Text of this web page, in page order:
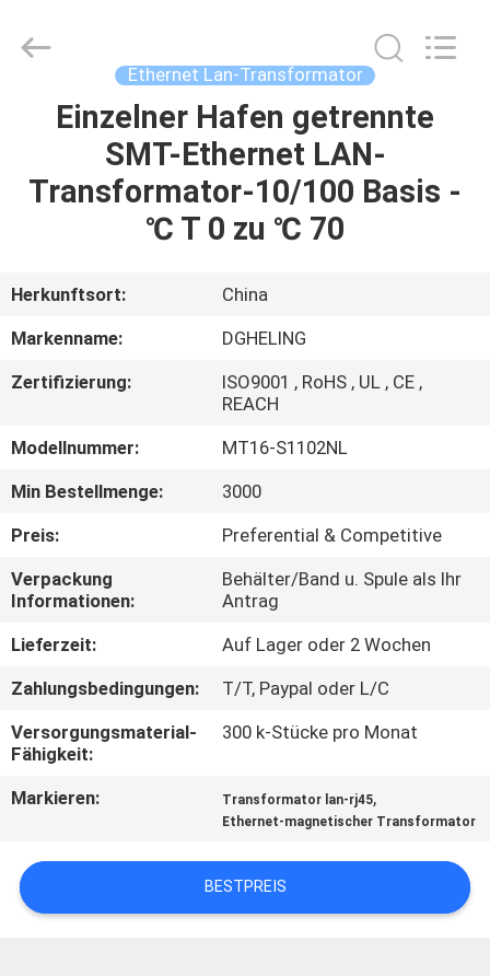
HAUS
PRODUKTE
UNS
AUSFLUG
TRETEN
SIE
MIT
UNS
IN
VERBINDUNG
FORDERN
EIN
ZITAT
Rights
Ethernet Lan-Transformator
Einzelner Hafen getrennte
SMT-Ethernet LAN-
Transformator-10/100 Basis -
℃ T 0 zu ℃ 70
Herkunftsort:
China
Markenname:
DGHELING
Zertifizierung:
ISO9001 , RoHS , UL , CE ,
REACH
Modellnummer:
MT16-S1102NL
Min Bestellmenge:
3000
Preis:
Preferential & Competitive
Verpackung
Informationen:
Behälter/Band u. Spule als Ihr
Antrag
Lieferzeit:
Auf Lager oder 2 Wochen
Zahlungsbedingungen:
T/T, Paypal oder L/C
Versorgungsmaterial-
Fähigkeit:
300 k-Stücke pro Monat
Markieren: Transformator lan-rj45,
Ethernet-magnetischer Transformator
BESTPREIS